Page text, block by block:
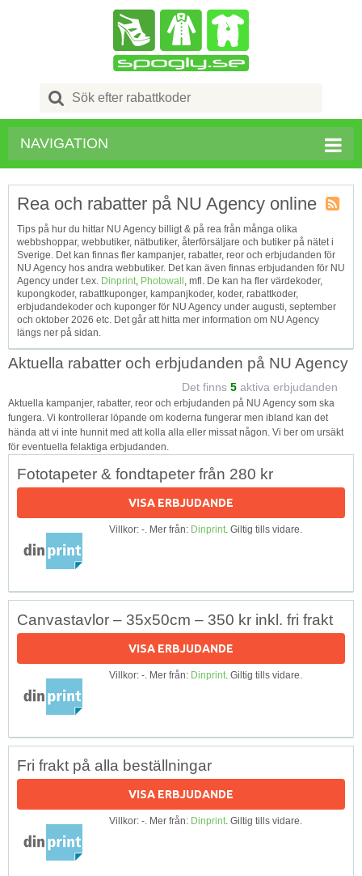
Search
for:
NAVIGATION
Tagg
RSS
Rea och rabatter på NU Agency online
Tips på hur du hittar NU Agency billigt & på rea från många olika
webbshoppar, webbutiker, nätbutiker, återförsäljare och butiker på nätet i
Sverige. Det kan finnas fler kampanjer, rabatter, reor och erbjudanden för
NU Agency hos andra webbutiker. Det kan även finnas erbjudanden för NU
Agency under t.ex. Dinprint, Photowall , mfl. De kan ha fler värdekoder,
kupongkoder, rabattkuponger, kampanjkoder, koder, rabattkoder,
erbjudandekoder och kuponger för NU Agency under augusti, september
och oktober 2026 etc. Det går att hitta mer information om NU Agency
längs ner på sidan.
Aktuella rabatter och erbjudanden på NU Agency
Det finns 5 aktiva erbjudanden
Aktuella kampanjer, rabatter, reor och erbjudanden på NU Agency som ska
fungera. Vi kontrollerar löpande om koderna fungerar men ibland kan det
hända att vi inte hunnit med att kolla alla eller missat någon. Vi ber om ursäkt
för eventuella felaktiga erbjudanden.
Fototapeter & fondtapeter från 280 kr
VISA ERBJUDANDE
Villkor: -. Mer från: Dinprint. Giltig tills vidare.
Canvastavlor – 35x50cm – 350 kr inkl. fri frakt
VISA ERBJUDANDE
Villkor: -. Mer från: Dinprint. Giltig tills vidare.
Fri frakt på alla beställningar
VISA ERBJUDANDE
Villkor: -. Mer från: Dinprint. Giltig tills vidare.